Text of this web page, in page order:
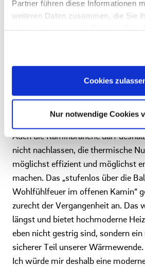
Partner führen diese Informationen
weiteren Daten zusammen, die Sie
Cookies, wenn Sie unsere Webseite
Impressum
|Datenschutz
Cookies
Nur notwendige Cookies
und die Weltmeere, von uns
knappe Ressource. Sie ist zugleich
Klimawandels und einer unserer
Um die Wälder nicht zu
in unserer wohlhabenden,
Volkswirtschaft sehr darauf
Ressource verantwortlich
Auch die Kaminbranche darf
nicht nachlassen, die thermische
möglichst effizient und möglichst
machen. Das „stufenlos über die
Wohlfühlfeuer im offenen Kamin“
zurecht der Vergangenheit an. Das
längst und bietet hochmoderne
eben nicht gestrig sind, sondern
sicherer Teil unserer Wärmewende.
Ich würde mir deshalb eine